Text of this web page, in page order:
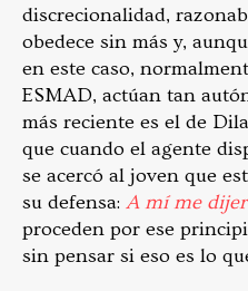
discrecionalidad,
obedece sin más y,
en este caso,
ESMAD, actúan tan
más reciente es el de
que cuando el agente
se acercó al joven que
su defensa: A mí me
proceden por ese
sin pensar si eso es lo